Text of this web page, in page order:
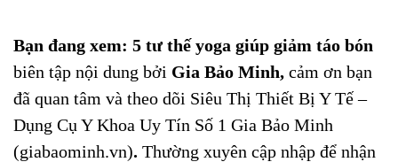
Bạn đang xem: 5 tư thế yoga giúp giảm táo bón
biên tập nội dung bởi Gia Bảo Minh, cảm ơn bạn
đã quan tâm và theo dõi Siêu Thị Thiết Bị Y Tế –
Dụng Cụ Y Khoa Uy Tín Số 1 Gia Bảo Minh
(giabaominh.vn). Thường xuyên cập nhập để nhận